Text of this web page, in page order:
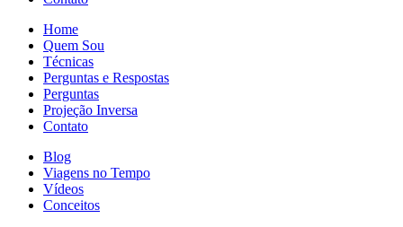
Home
Quem Sou
Técnicas
Perguntas e Respostas
Perguntas
Projeção Inversa
Contato
Blog
Viagens no Tempo
Vídeos
Conceitos